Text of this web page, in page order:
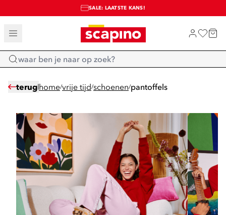
TOT 70% KORTING OP SALE
SALE: LAATSTE KANS!
SHOP NIEUW
Home
terug home/vrije tijd/schoenen/pantoffels